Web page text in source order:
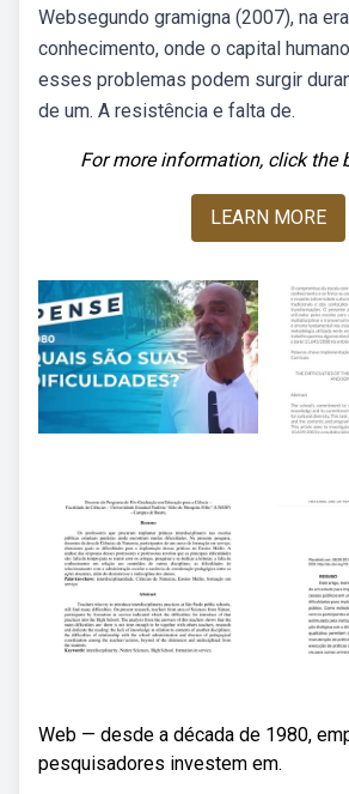
Websegundo gramigna (2007), na
conhecimento, onde o capital
esses problemas podem surgir
de um. A resistência e falta de.
For more information, click the
LEARN MORE
Web — desde a década de 1980,
pesquisadores investem em.